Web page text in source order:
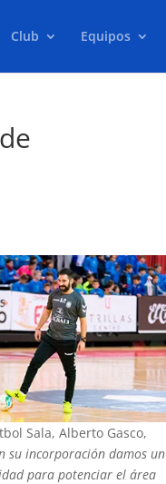
Club Equipos
Sala, Alberto Gasco,
su incorporación damos un
para potenciar el área